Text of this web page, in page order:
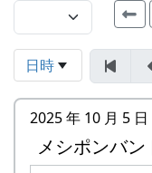
日時
2025 年 10 月 5 日
メシポンバ